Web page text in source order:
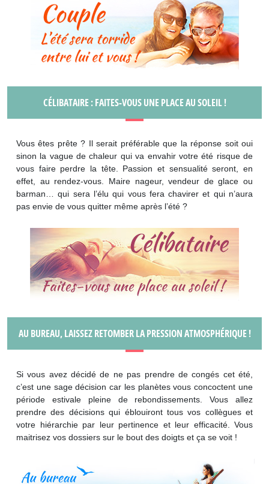
CÉLIBATAIRE : FAITES-VOUS UNE PLACE AU SOLEIL !
Vous êtes prête ? Il serait préférable que la réponse soit oui
sinon la vague de chaleur qui va envahir votre été risque de
vous faire perdre la tête. Passion et sensualité seront, en
effet, au rendez-vous. Maire nageur, vendeur de glace ou
barman… qui sera l’élu qui vous fera chavirer et qui n’aura
pas envie de vous quitter même après l’été ?
AU BUREAU, LAISSEZ RETOMBER LA PRESSION ATMOSPHÉRIQUE !
Si vous avez décidé de ne pas prendre de congés cet été,
c’est une sage décision car les planètes vous concoctent une
période estivale pleine de rebondissements. Vous allez
prendre des décisions qui éblouiront tous vos collègues et
votre hiérarchie par leur pertinence et leur efficacité. Vous
maitrisez vos dossiers sur le bout des doigts et ça se voit !